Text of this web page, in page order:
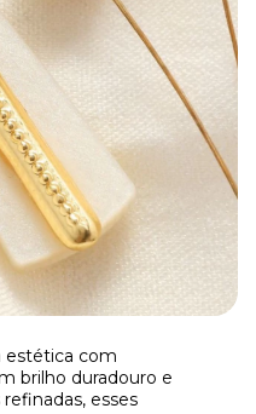
estética com
brilho duradouro e
esses